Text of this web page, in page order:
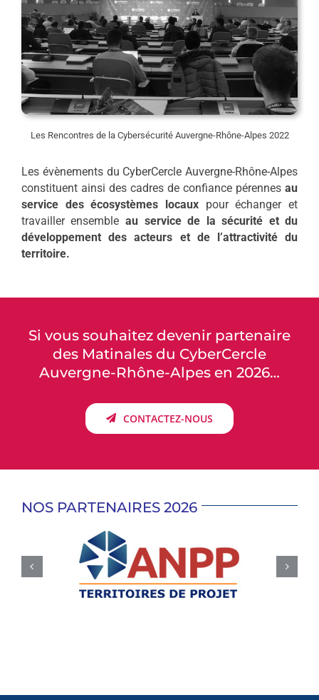
Les Rencontres de la Cybersécurité Auvergne-Rhône-Alpes 2022
Les évènements du CyberCercle Auvergne-Rhône-Alpes
constituent ainsi des cadres de confiance pérennesau
service des écosystèmes locaux pour échanger et
travailler ensemble au service de la sécurité et du
développement des acteurs et de l’attractivité du
territoire.
Si vous souhaitez devenir partenaire
des Matinales du CyberCercle
Auvergne-Rhône-Alpes en 2026…
CONTACTEZ-NOUS
NOS PARTENAIRES 2026